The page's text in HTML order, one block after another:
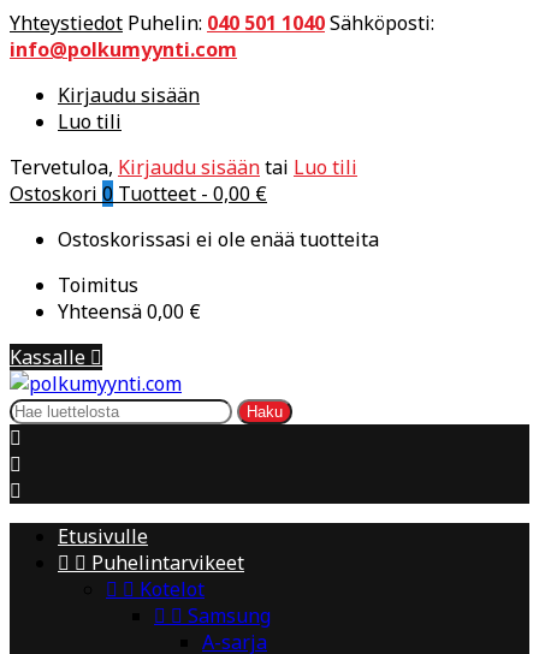
Yhteystiedot Puhelin: 040 501 1040Sähköposti:
info@polkumyynti.com
Kirjaudu sisään
Luo tili
Tervetuloa, Kirjaudu sisääntai Luo tili
Ostoskori 0 Tuotteet - 0,00 €
Ostoskorissasi ei ole enää tuotteita
Toimitus
Yhteensä0,00 €
Kassalle 
Haku



Etusivulle
  Puhelintarvikeet
  Kotelot
  Samsung
A-sarja